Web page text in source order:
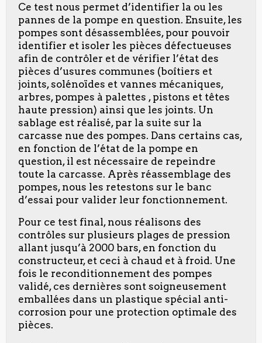
Ce test nous permet d’identifier la ou les
pannes de la pompe en question. Ensuite, les
pompes sont désassemblées, pour pouvoir
identifier et isoler les pièces défectueuses
afin de contrôler et de vérifier l’état des
pièces d’usures communes (boîtiers et
joints, solénoïdes et vannes mécaniques,
arbres, pompes à palettes , pistons et têtes
haute pression) ainsi que les joints. Un
sablage est réalisé, par la suite sur la
carcasse nue des pompes. Dans certains cas,
en fonction de l’état de la pompe en
question, il est nécessaire de repeindre
toute la carcasse. Après réassemblage des
pompes, nous les retestons sur le banc
d’essai pour valider leur fonctionnement.
Pour ce test final, nous réalisons des
contrôles sur plusieurs plages de pression
allant jusqu’à 2000 bars, en fonction du
constructeur, et ceci à chaud et à froid. Une
fois le reconditionnement des pompes
validé, ces dernières sont soigneusement
emballées dans un plastique spécial anti-
corrosion pour une protection optimale des
pièces.